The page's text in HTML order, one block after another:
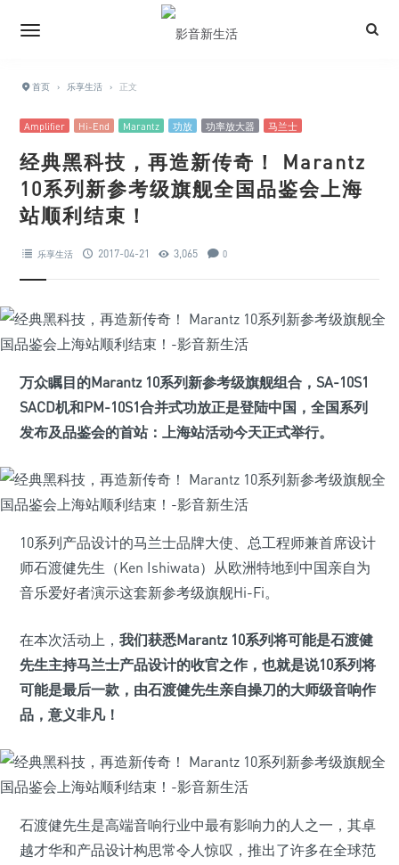
首页 › 乐享生活 › 正文
Amplifier Hi-End Marantz 功放 功率放大器 马兰士
经典黑科技，再造新传奇！ Marantz
10系列新参考级旗舰全国品鉴会上海
站顺利结束！
乐享生活 2017-04-21 3,065 0
万众瞩目的Marantz 10系列新参考级旗舰组合，SA-10S1
SACD机和PM-10S1合并式功放正是登陆中国，全国系列
发布及品鉴会的首站：上海站活动今天正式举行。
10系列产品设计的马兰士品牌大使、总工程师兼首席设计
师石渡健先生（Ken Ishiwata）从欧洲特地到中国亲自为
音乐爱好者演示这套新参考级旗舰Hi-Fi。
在本次活动上， 我们获悉Marantz 10系列将可能是石渡健
先生主持马兰士产品设计的收官之作，也就是说10系列将
可能是最后一款，由石渡健先生亲自操刀的大师级音响作
品，意义非凡！
石渡健先生是高端音响行业中最有影响力的人之一，其卓
越才华和产品设计构思常令人惊叹，推出了许多在全球范